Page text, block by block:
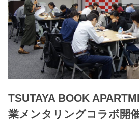
TSUTAYA BOOK
業メンタリングコラボ開